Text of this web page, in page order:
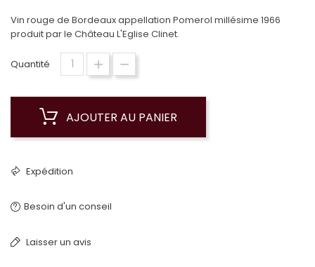
Vin rouge de Bordeaux appellation Pomerol millésime 1966
produit par le Château L'Eglise Clinet.
Quantité
AJOUTER AU PANIER
Expédition
Besoin d'un conseil
Laisser un avis